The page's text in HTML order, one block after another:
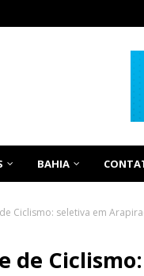
BAHIA
Ciclismo: seletiva em
de